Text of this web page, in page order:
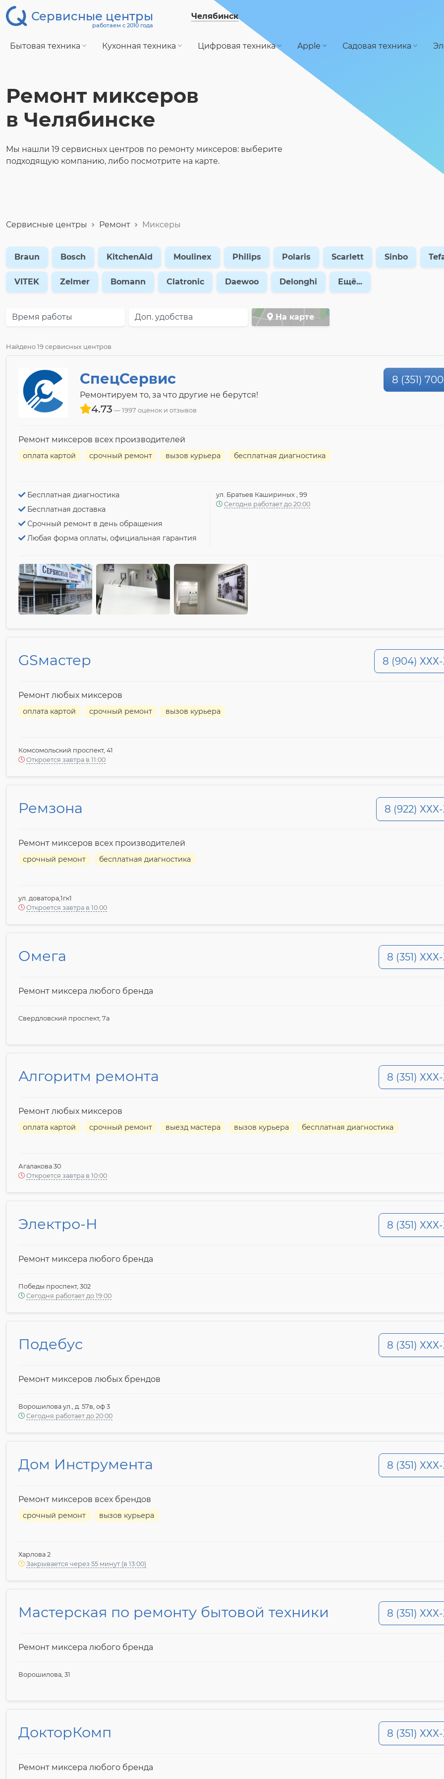
Сервисные центры
работаем с 2010 года
Челябинск
Бытовая техника Кухонная техника Цифровая техника Apple Садовая техника
Ремонт миксеров
в Челябинске
Мы нашли 19 сервисных центров по ремонту миксеров: выберите
подходящую компанию, либо посмотрите на карте.
Сервисные центры Ремонт Миксеры
Braun Bosch KitchenAid Moulinex Philips Polaris Scarlett Sinbo
VITEK Zelmer Bomann Clatronic Daewoo Delonghi Ещё...
Время работы Доп. удобства На карте
Найдено 19 сервисных центров
СпецСервис
Ремонтируем то, за что другие не берутся!
4.73 1997 оценок и отзывов
8 (351)
Ремонт миксеров всех производителей
оплата картой срочный ремонт вызов курьера бесплатная диагностика
Бесплатная диагностика
Бесплатная доставка
Срочный ремонт в день обращения
Любая форма оплаты, официальная гарантия
ул. Братьев Кашириных , 99
Сегодня работает до 20:00
GSмастер 8 (904) ХХХ-
Ремонт любых миксеров
оплата картой срочный ремонт вызов курьера
Комсомольский проспект, 41
Откроется завтра в 11:00
Ремзона 8 (922)
Ремонт миксеров всех производителей
срочный ремонт бесплатная диагностика
ул. доватора,1гк1
Откроется завтра в 10:00
Омега 8 (351)
Ремонт миксера любого бренда
Свердловский проспект, 7а
Алгоритм ремонта 8 (351)
Ремонт любых миксеров
оплата картой срочный ремонт выезд мастера вызов курьера бесплатная диагностика
Агалакова 30
Откроется завтра в 10:00
Электро-Н 8 (351)
Ремонт миксера любого бренда
Победы проспект, 302
Сегодня работает до 19:00
Подебус 8 (351)
Ремонт миксеров любых брендов
Ворошилова ул., д. 57в, оф 3
Сегодня работает до 20:00
Дом Инструмента 8 (351)
Ремонт миксеров всех брендов
срочный ремонт вызов курьера
Харлова 2
Закрывается через 55 минут (в 13:00)
Мастерская по ремонту бытовой техники 8 (351)
Ремонт миксера любого бренда
Ворошилова, 31
ДокторКомп 8 (351)
Ремонт миксера любого бренда